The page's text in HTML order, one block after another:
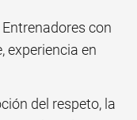
Entrenadores con
experiencia en
del respeto, la